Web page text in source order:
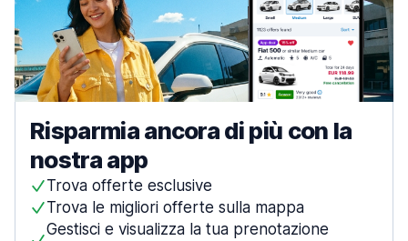
Risparmia ancora di più con la
nostra app
Trova offerte esclusive
Trova le migliori offerte sulla mappa
Gestisci e visualizza la tua prenotazione